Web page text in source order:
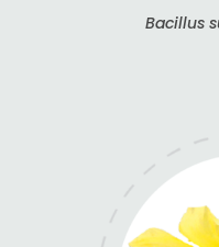
Bacillus